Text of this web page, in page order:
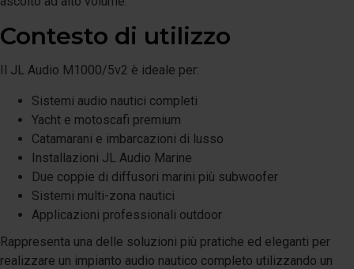
Contesto di utilizzo
Il JL Audio M1000/5v2 è ideale per:
Sistemi audio nautici completi
Yacht e motoscafi premium
Catamarani e imbarcazioni di lusso
Installazioni JL Audio Marine
Due coppie di diffusori marini più subwoofer
Sistemi multi-zona nautici
Applicazioni professionali outdoor
Rappresenta una delle soluzioni più pratiche ed eleganti per
realizzare un impianto audio nautico completo utilizzando un